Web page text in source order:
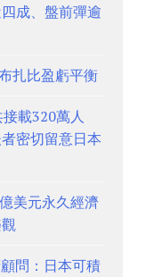
成、盤前彈逾
扎比盈虧平衡
載320萬人
密切留意日本
美元永久經濟
問：日本可積